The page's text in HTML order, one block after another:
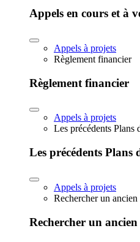
Appels en cours et à
Appels à projets
Règlement financier
Règlement financier
Appels à projets
Les précédents Plans
Les précédents Plans
Appels à projets
Rechercher un
Rechercher un